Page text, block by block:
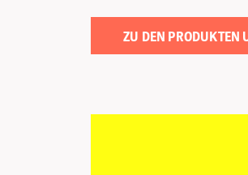
ZU DEN PRODUKTEN